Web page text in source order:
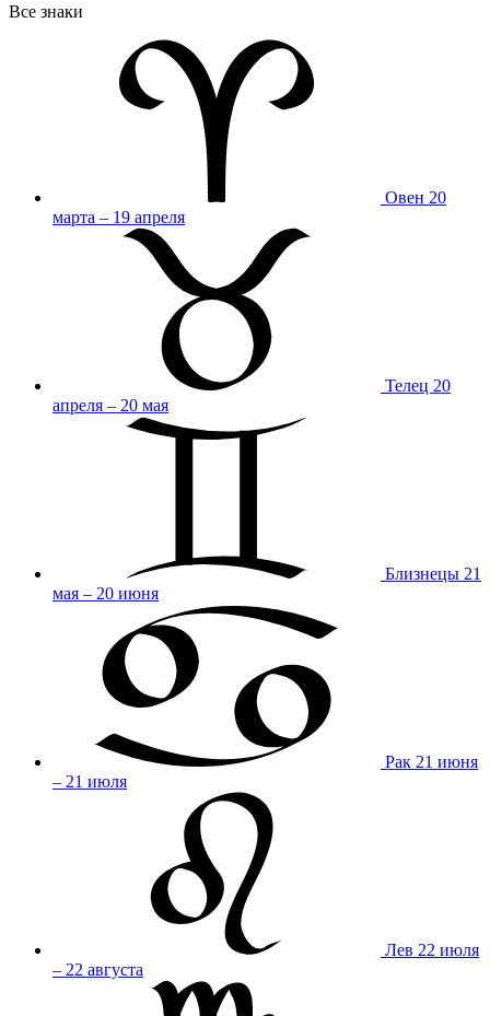
Все знаки
Овен 20
марта – 19 апреля
Телец 20
апреля – 20 мая
Близнецы 21
мая – 20 июня
Рак 21 июня
– 21 июля
Лев 22 июля
– 22 августа